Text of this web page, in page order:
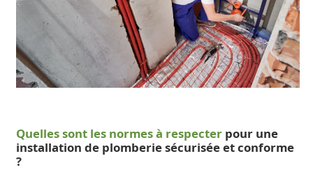
Quelles sont les normes à respecter pour une
installation de plomberie sécurisée et conforme
?